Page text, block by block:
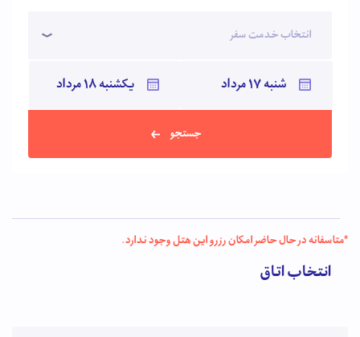
خدمات رسانی به شما میهمانان عزیز می باشد.
انتخاب خدمت سفر
جستجو
*متاسفانه در حال حاضر امکان رزرو این هتل وجود ندارد.
انتخاب اتاق